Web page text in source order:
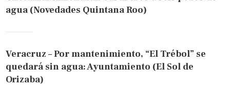
agua (Novedades Quintana Roo)
Veracruz – Por mantenimiento, “El Trébol” se
quedará sin agua: Ayuntamiento (El Sol de
Orizaba)